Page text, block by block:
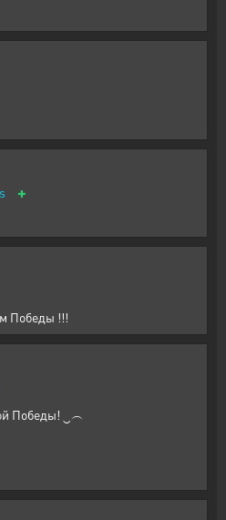
+
Победы !!!
Победы! ‿︵